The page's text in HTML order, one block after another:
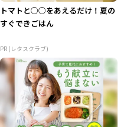
トマトと○○をあえるだけ！夏の
すぐできごはん
PR (レタスクラブ)